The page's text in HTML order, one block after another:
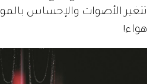
تتغير الأصوات والإحساس
هواء!